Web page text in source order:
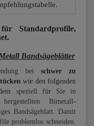
Standardprofile,
Bandsägeblätter
beischwer zu
wie den folgenden
speziell für Sie in
Bimetall-
Bandsägeblatt. Damit
problemlos schneiden.